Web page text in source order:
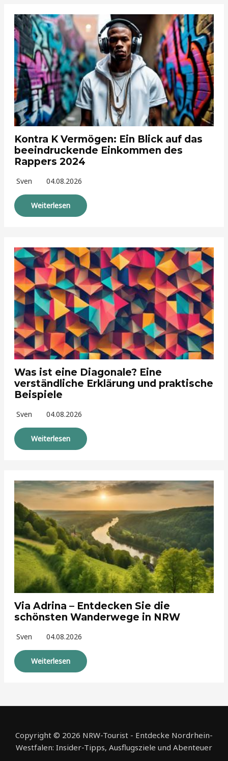
Kontra K Vermögen: Ein Blick auf das
beeindruckende Einkommen des
Rappers 2024
Sven 04.08.2026
Weiterlesen
Was ist eine Diagonale? Eine
verständliche Erklärung und praktische
Beispiele
Sven 04.08.2026
Weiterlesen
Via Adrina – Entdecken Sie die
schönsten Wanderwege in NRW
Sven 04.08.2026
Weiterlesen
Copyright © 2026 NRW-Tourist - Entdecke Nordrhein-
Westfalen: Insider-Tipps, Ausflugsziele und Abenteuer